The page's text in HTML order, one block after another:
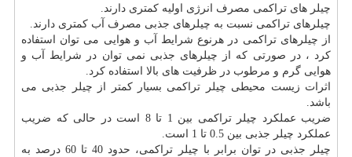
چیلر های تراکمی مصرف انرژی اولیه کمتری دارند.
چیلرهای تراکمی نسبت به چیلرهای جذبی مصرف آب کمتری دارند.
از چیلرهای تراکمی در هرنوع شرایط آب و هوایی می توان استفاده
کرد ، در صورتی که از چیلرهای جذبی نمی توان در شرایط آب و
هوایی گرم و مرطوب در ظرفیت های بالا استفاده کرد.
اثرات زیست محیطی چیلر تراکمی بسیار کمتر از چیلر جذبی می
باشد.
ضریب عملکرد چیلر تراکمی بین 1 تا 8 است در حالی که ضریب
عملکرد چیلر جذبی بین 0.5 تا 1 است.
چیلر جذبی در توان برابر با چیلر تراکمی، حدود 40 تا 60 درصد به